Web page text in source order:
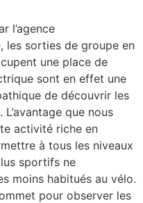
l’agence
les sorties de groupe en
une place de
sont en effet une
de découvrir les
que nous
activité riche en
à tous les niveaux
sportifs ne
moins habitués au vélo.
pour observer les